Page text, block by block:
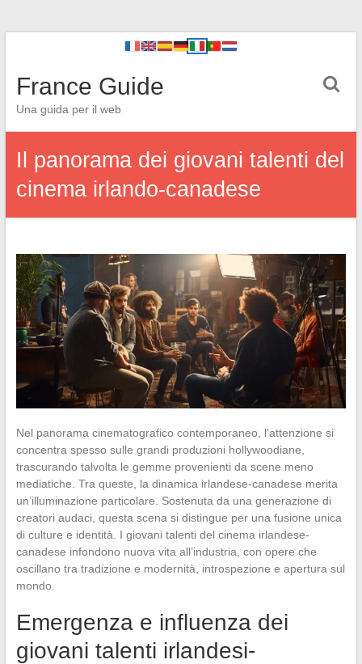
France Guide
Una guida per il web
Il panorama dei giovani talenti del
cinema irlando-canadese
Nel panorama cinematografico contemporaneo, l’attenzione si
concentra spesso sulle grandi produzioni hollywoodiane,
trascurando talvolta le gemme provenienti da scene meno
mediatiche. Tra queste, la dinamica irlandese-canadese merita
un’illuminazione particolare. Sostenuta da una generazione di
creatori audaci, questa scena si distingue per una fusione unica
di culture e identità. I giovani talenti del cinema irlandese-
canadese infondono nuova vita all’industria, con opere che
oscillano tra tradizione e modernità, introspezione e apertura sul
mondo.
Emergenza e influenza dei
giovani talenti irlandesi-